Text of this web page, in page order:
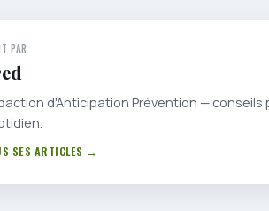
PAR
d'Anticipation Prévention —
SES ARTICLES →